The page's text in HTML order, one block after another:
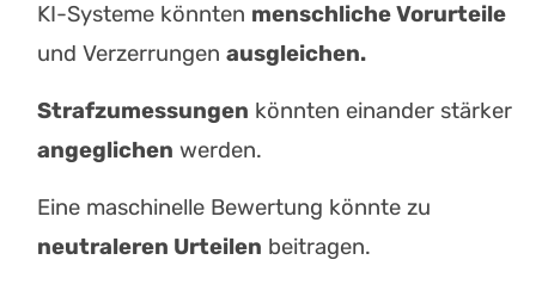
KI-Systeme könnten menschliche Vorurteile
und Verzerrungenausgleichen.
Strafzumessungen könnten einander stärker
angeglichen werden.
Eine maschinelle Bewertung könnte zu
neutraleren Urteilen beitragen.